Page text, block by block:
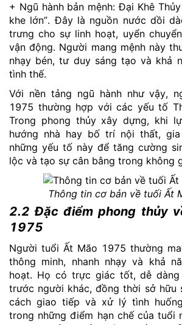
+ Ngũ hành bản mệnh: Đại Khê
khe lớn”. Đây là nguồn nước dồi
trưng cho sự linh hoạt, uyển
vận động. Người mang mệnh này
nhạy bén, tư duy sáng tạo và khả
tình thế.
Với nền tảng ngũ hành như vậy,
1975 thường hợp với các yếu tố
Trong phong thủy xây dựng, khi
hướng nhà hay bố trí nội thất,
những yếu tố này để tăng cường
lộc và tạo sự cân bằng trong không
Thông tin cơ bản về tuối Ất
2.2 Đặc điểm phong thủy
1975
Người tuổi Ất Mão 1975 thường
thông minh, nhanh nhạy và khả
hoạt. Họ có trực giác tốt, dễ
trước người khác, đồng thời sở hữu
cách giao tiếp và xử lý tình
trong những điểm hạn chế của tuổi